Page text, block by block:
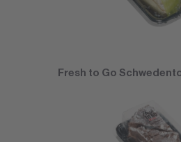
Fresh to Go